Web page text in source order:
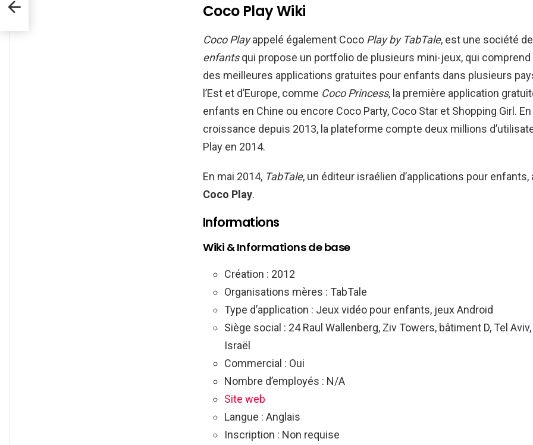
Coco Play Wiki
Coco Playappelé également Coco Play by TabTale, est une société de
enfantsqui propose un portfolio de plusieurs mini-jeux, qui
des meilleures applications gratuites pour enfants dans plusieurs
l’Est et d’Europe, comme Coco Princess, la première application
enfants en Chine ou encore Coco Party, Coco Star et Shopping Girl.
croissance depuis 2013, la plateforme compte deux millions
Play en 2014.
En mai 2014, TabTale, un éditeur israélien d’applications pour enfants,
Coco Play.
Informations
Wiki & Informations de base
Création : 2012
Organisations mères : TabTale
Type d’application : Jeux vidéo pour enfants, jeux Android
Siège social : 24 Raul Wallenberg, Ziv Towers, bâtiment D, Tel
Israël
Commercial : Oui
Nombre d’employés : N/A
Site web
Langue : Anglais
Inscription : Non requise